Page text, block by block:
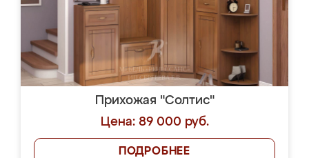
Прихожая "Солтис"
Цена: 89 000 руб.
ПОДРОБНЕЕ